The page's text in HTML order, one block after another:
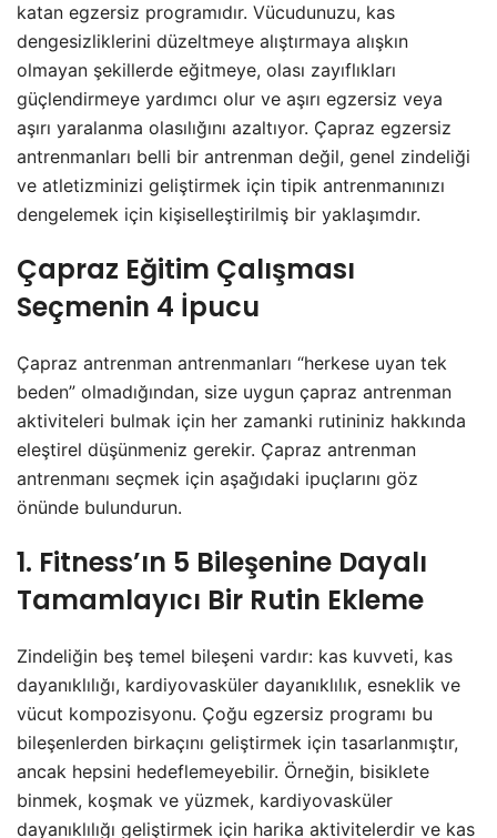
katan egzersiz programıdır. Vücudunuzu, kas
dengesizliklerini düzeltmeye alıştırmaya alışkın
olmayan şekillerde eğitmeye, olası zayıflıkları
güçlendirmeye yardımcı olur ve aşırı egzersiz veya
aşırı yaralanma olasılığını azaltıyor. Çapraz egzersiz
antrenmanları belli bir antrenman değil, genel zindeliği
ve atletizminizi geliştirmek için tipik antrenmanınızı
dengelemek için kişiselleştirilmiş bir yaklaşımdır.
Çapraz Eğitim Çalışması
Seçmenin 4 İpucu
Çapraz antrenman antrenmanları “herkese uyan tek
beden” olmadığından, size uygun çapraz antrenman
aktiviteleri bulmak için her zamanki rutininiz hakkında
eleştirel düşünmeniz gerekir. Çapraz antrenman
antrenmanı seçmek için aşağıdaki ipuçlarını göz
önünde bulundurun.
1. Fitness’ın 5 Bileşenine Dayalı
Tamamlayıcı Bir Rutin Ekleme
Zindeliğin beş temel bileşeni vardır: kas kuvveti, kas
dayanıklılığı, kardiyovasküler dayanıklılık, esneklik ve
vücut kompozisyonu. Çoğu egzersiz programı bu
bileşenlerden birkaçını geliştirmek için tasarlanmıştır,
ancak hepsini hedeflemeyebilir. Örneğin, bisiklete
binmek, koşmak ve yüzmek, kardiyovasküler
dayanıklılığı geliştirmek için harika aktivitelerdir ve kas